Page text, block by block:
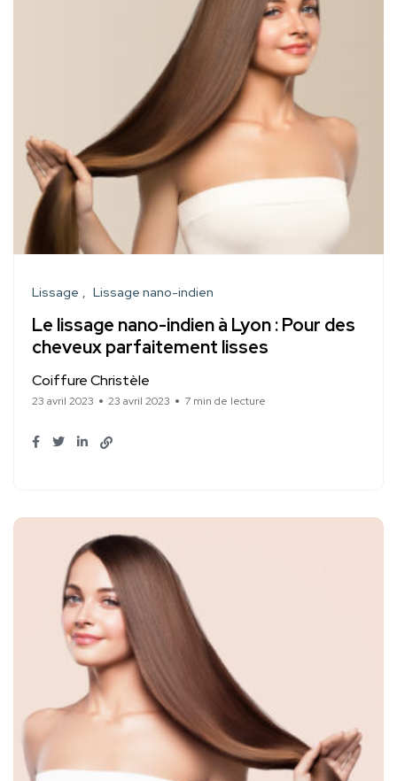
Lissage Lissage nano-indien
Le lissage nano-indien à Lyon : Pour des
cheveux parfaitement lisses
Coiffure Christèle
23 avril 2023 23 avril 2023 7 min de lecture